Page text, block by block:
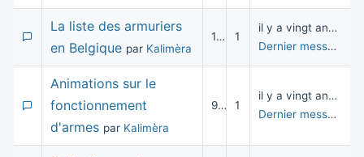
La liste des armuriers
en Belgique par Kalimèra
17 937 1
il y a vingt années
Dernier message
Animations sur le
fonctionnement
d'armes par Kalimèra
9 255 1
il y a vingt années
Dernier message